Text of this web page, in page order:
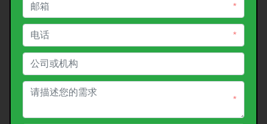
*
*
*